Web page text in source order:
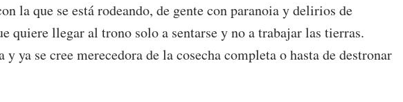
la que se está rodeando, de gente con paranoia y delirios de
quiere llegar al trono solo a sentarse y no a trabajar las tierras.
y ya se cree merecedora de la cosecha completa o hasta de destronar